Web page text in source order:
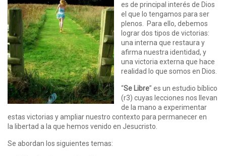
es de principal interés de Dios
el que lo tengamos para ser
plenos. Para ello, debemos
lograr dos tipos de victorias:
una interna que restaura y
afirma nuestra identidad, y
una victoria externa que hace
realidad lo que somos en Dios.
“Se Libre” es un estudio bíblico
(r3) cuyas lecciones nos llevan
de la mano a experimentar
estas victorias y ampliar nuestro contexto para permanecer en
la libertad a la que hemos venido en Jesucristo.
Se abordan los siguientes temas: